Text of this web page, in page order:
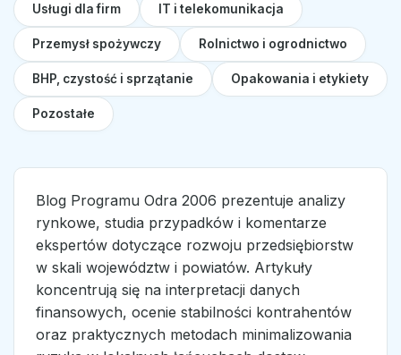
Usługi dla firm IT i telekomunikacja
Przemysł spożywczy Rolnictwo i ogrodnictwo
BHP, czystość i sprzątanie Opakowania i etykiety
Pozostałe
Blog Programu Odra 2006 prezentuje analizy
rynkowe, studia przypadków i komentarze
ekspertów dotyczące rozwoju przedsiębiorstw
w skali województw i powiatów. Artykuły
koncentrują się na interpretacji danych
finansowych, ocenie stabilności kontrahentów
oraz praktycznych metodach minimalizowania